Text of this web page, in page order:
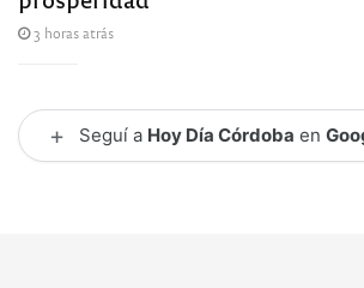
3 horas atrás
+ Seguí a Hoy Día Córdoba en